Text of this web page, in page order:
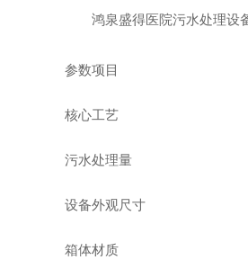
鸿泉盛得医院污水处理设
参数项目
核心工艺
污水处理量
设备外观尺寸
箱体材质